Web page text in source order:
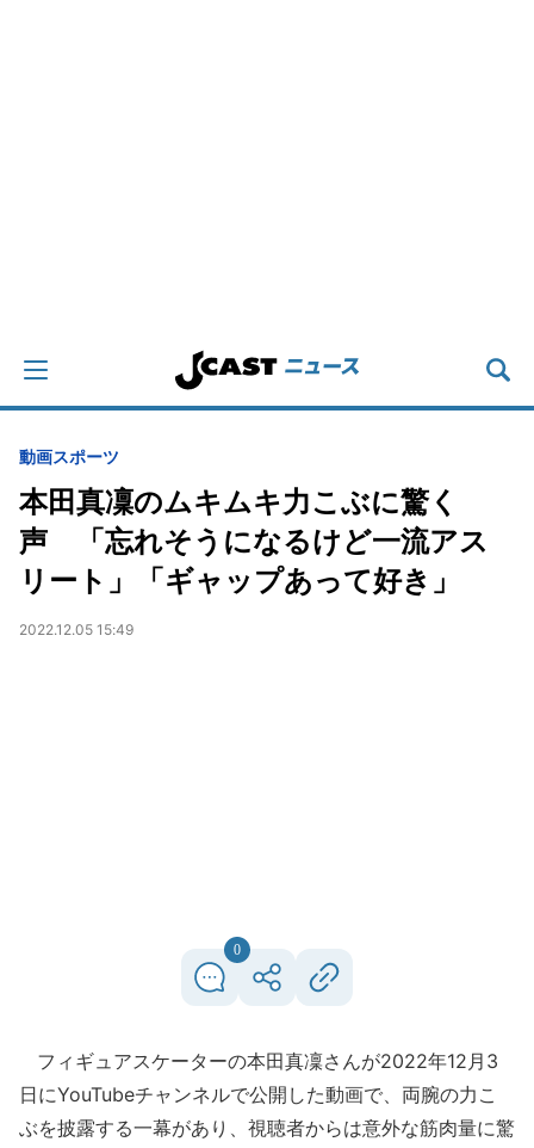
動画スポーツ
本田真凜のムキムキ力こぶに驚く
声 「忘れそうになるけど一流アス
リート」「ギャップあって好き」
2022.12.05 15:49
0
フィギュアスケーターの本田真凜さんが2022年12月3
日にYouTubeチャンネルで公開した動画で、両腕の力こ
ぶを披露する一幕があり、視聴者からは意外な筋肉量に驚